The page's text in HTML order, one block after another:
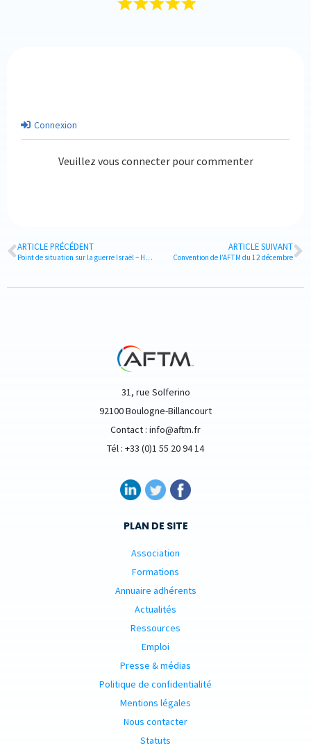
Connexion
Veuillez vous connecter pour commenter
ARTICLE PRÉCÉDENT
Point de situation sur la guerre Israël – Hamas – Octobre 2023
ARTICLE SUIVANT
Convention de l’AFTM du 12 décembre
31, rue Solferino
92100 Boulogne-Billancourt
Contact : info@aftm.fr
Tél : +33 (0)1 55 20 94 14
PLAN DE SITE
Association
Formations
Annuaire adhérents
Actualités
Ressources
Emploi
Presse & médias
Politique de confidentialité
Mentions légales
Nous contacter
Statuts